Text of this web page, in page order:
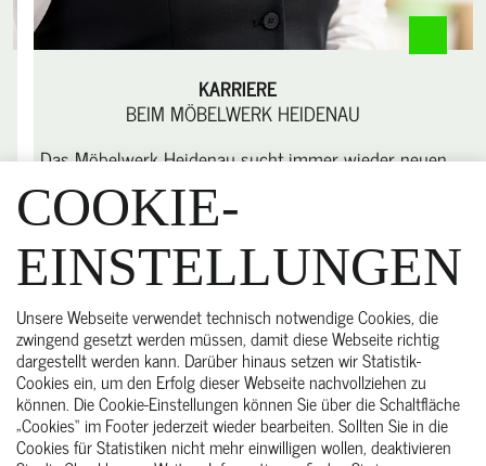
KARRIERE
BEIM MÖBELWERK HEIDENAU
Das Möbelwerk Heidenau sucht immer wieder neuen
Support für das Team in Heidenau!
Ruf an: +49 15 259 100 224
E-Mail schicken
Zu Karriere
START
COOKIE-
EINSTELLUNGEN
Unsere Webseite verwendet technisch notwendige Cookies, die
zwingend gesetzt werden müssen, damit diese Webseite richtig
dargestellt werden kann. Darüber hinaus setzen wir Statistik-
Cookies ein, um den Erfolg dieser Webseite nachvollziehen zu
können. Die Cookie-Einstellungen können Sie über die Schaltfläche
„Cookies“ im Footer jederzeit wieder bearbeiten. Sollten Sie in die
Cookies für Statistiken nicht mehr einwilligen wollen, deaktivieren